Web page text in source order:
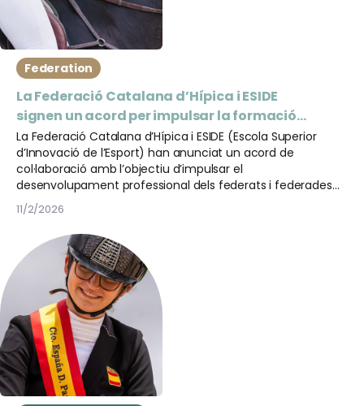
Federation
La Federació Catalana d’Hípica i ESIDE
signen un acord per impulsar la formació
del sector esportiu
La Federació Catalana d’Hípica i ESIDE (Escola Superior
d’Innovació de l’Esport) han anunciat un acord de
col·laboració amb l’objectiu d’impulsar el
desenvolupament professional dels federats i federades
del sector hípic.
11/2/2026